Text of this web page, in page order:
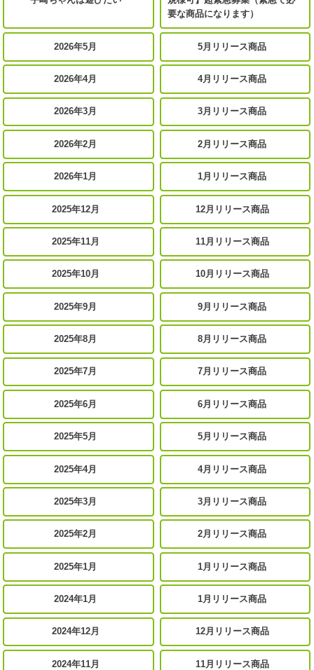
要な商品になります）
2026年5月 5月リリース商品
2026年4月 4月リリース商品
2026年3月 3月リリース商品
2026年2月 2月リリース商品
2026年1月 1月リリース商品
2025年12月 12月リリース商品
2025年11月 11月リリース商品
2025年10月 10月リリース商品
2025年9月 9月リリース商品
2025年8月 8月リリース商品
2025年7月 7月リリース商品
2025年6月 6月リリース商品
2025年5月 5月リリース商品
2025年4月 4月リリース商品
2025年3月 3月リリース商品
2025年2月 2月リリース商品
2025年1月 1月リリース商品
2024年1月 1月リリース商品
2024年12月 12月リリース商品
2024年11月 11月リリース商品